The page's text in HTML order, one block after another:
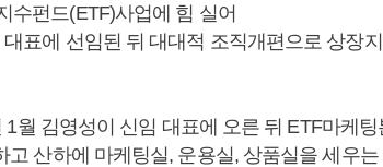
펀드(ETF)사업에 힘 실어
표에 선임된 뒤 대대적 조직개편으로 상장
1월 김영성이 신임 대표에 오른 뒤 ETF마케
고 산하에 마케팅실, 운용실, 상품실을 세우